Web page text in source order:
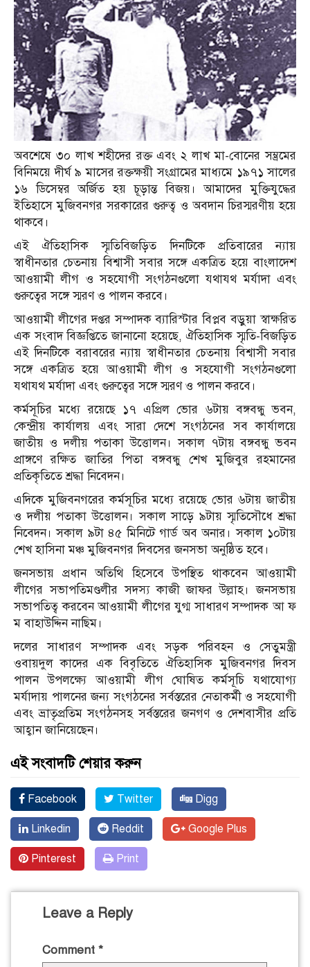
অবশেষে ৩০ লাখ শহীদের রক্ত এবং ২ লাখ মা-বোনের সম্ভ্রমের
বিনিময়ে দীর্ঘ ৯ মাসের রক্তক্ষয়ী সংগ্রামের মাধ্যমে ১৯৭১ সালের
১৬ ডিসেম্বর অর্জিত হয় চূড়ান্ত বিজয়। আমাদের মুক্তিযুদ্ধের
ইতিহাসে মুজিবনগর সরকারের গুরুত্ব ও অবদান চিরস্মরণীয় হয়ে
থাকবে।
এই ঐতিহাসিক স্মৃতিবিজড়িত দিনটিকে প্রতিবারের ন্যায়
স্বাধীনতার চেতনায় বিশ্বাসী সবার সঙ্গে একত্রিত হয়ে বাংলাদেশ
আওয়ামী লীগ ও সহযোগী সংগঠনগুলো যথাযথ মর্যাদা এবং
গুরুত্বের সঙ্গে স্মরণ ও পালন করবে।
আওয়ামী লীগের দপ্তর সম্পাদক ব্যারিস্টার বিপ্লব বড়ুয়া স্বাক্ষরিত
এক সংবাদ বিজ্ঞপ্তিতে জানানো হয়েছে, ঐতিহাসিক স্মৃতি-বিজড়িত
এই দিনটিকে বরাবরের ন্যায় স্বাধীনতার চেতনায় বিশ্বাসী সবার
সঙ্গে একত্রিত হয়ে আওয়ামী লীগ ও সহযোগী সংগঠনগুলো
যথাযথ মর্যাদা এবং গুরুত্বের সঙ্গে স্মরণ ও পালন করবে।
কর্মসূচির মধ্যে রয়েছে ১৭ এপ্রিল ভোর ৬টায় বঙ্গবন্ধু ভবন,
কেন্দ্রীয় কার্যালয় এবং সারা দেশে সংগঠনের সব কার্যালয়ে
জাতীয় ও দলীয় পতাকা উত্তোলন। সকাল ৭টায় বঙ্গবন্ধু ভবন
প্রাঙ্গণে রক্ষিত জাতির পিতা বঙ্গবন্ধু শেখ মুজিবুর রহমানের
প্রতিকৃতিতে শ্রদ্ধা নিবেদন।
এদিকে মুজিবনগরের কর্মসূচির মধ্যে রয়েছে ভোর ৬টায় জাতীয়
ও দলীয় পতাকা উত্তোলন। সকাল সাড়ে ৯টায় স্মৃতিসৌধে শ্রদ্ধা
নিবেদন। সকাল ৯টা ৪৫ মিনিটে গার্ড অব অনার। সকাল ১০টায়
শেখ হাসিনা মঞ্চ মুজিবনগর দিবসের জনসভা অনুষ্ঠিত হবে।
জনসভায় প্রধান অতিথি হিসেবে উপস্থিত থাকবেন আওয়ামী
লীগের সভাপতিমণ্ডলীর সদস্য কাজী জাফর উল্লাহ। জনসভায়
সভাপতিত্ব করবেন আওয়ামী লীগের যুগ্ম সাধারণ সম্পাদক আ ফ
ম বাহাউদ্দিন নাছিম।
দলের সাধারণ সম্পাদক এবং সড়ক পরিবহন ও সেতুমন্ত্রী
ওবায়দুল কাদের এক বিবৃতিতে ঐতিহাসিক মুজিবনগর দিবস
পালন উপলক্ষ্যে আওয়ামী লীগ ঘোষিত কর্মসূচি যথাযোগ্য
মর্যাদায় পালনের জন্য সংগঠনের সর্বস্তরের নেতাকর্মী ও সহযোগী
এবং ভ্রাতৃপ্রতিম সংগঠনসহ সর্বস্তরের জনগণ ও দেশবাসীর প্রতি
আহ্বান জানিয়েছেন।
এই সংবাদটি শেয়ার করুন
Facebook Twitter Digg
Linkedin Reddit Google Plus
Pinterest Print
Leave a Reply
Comment *